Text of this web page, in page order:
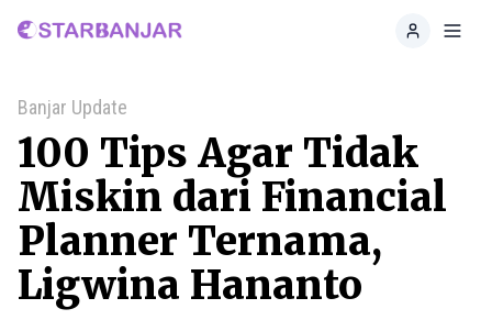
Home
Banjar Update
100 Tips Agar Tidak
Miskin dari Financial
Planner Ternama,
Ligwina Hananto